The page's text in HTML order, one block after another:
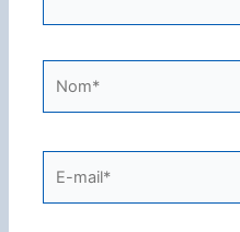
mail*